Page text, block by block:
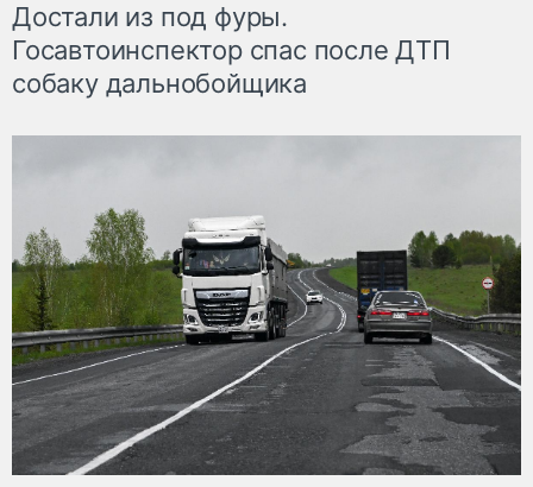
Достали из под фуры.
Госавтоинспектор спас после ДТП
собаку дальнобойщика